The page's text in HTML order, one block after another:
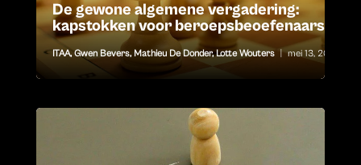
De gewone algemene vergadering:
kapstokken voor beroepsbeoefenaars
ITAA, Gwen Bevers, Mathieu De Donder,Lotte Wouters | mei 13, 2026